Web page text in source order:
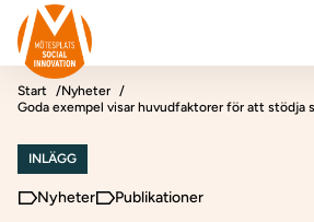
Hoppa till innehåll
Mötesplatsen Social Innovation
Start
Nyheter
Goda exempel visar huvudfaktorer för att stödja
INLÄGG
Nyheter Publikationer